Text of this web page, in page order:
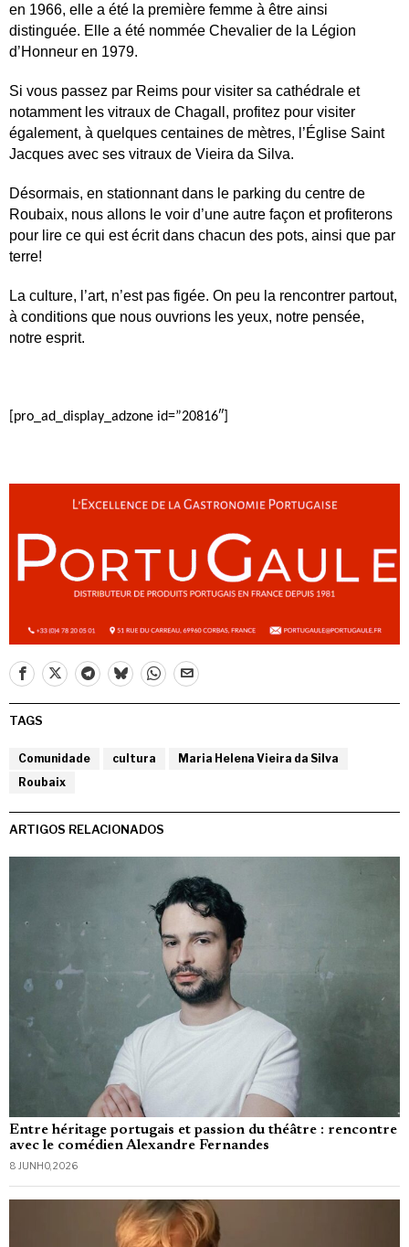
en 1966, elle a été la première femme à être ainsi
distinguée. Elle a été nommée Chevalier de la Légion
d’Honneur en 1979.
Si vous passez par Reims pour visiter sa cathédrale et
notamment les vitraux de Chagall, profitez pour visiter
également, à quelques centaines de mètres, l’Église Saint
Jacques avec ses vitraux de Vieira da Silva.
Désormais, en stationnant dans le parking du centre de
Roubaix, nous allons le voir d’une autre façon et profiterons
pour lire ce qui est écrit dans chacun des pots, ainsi que par
terre!
La culture, l’art, n’est pas figée. On peu la rencontrer partout,
à conditions que nous ouvrions les yeux, notre pensée,
notre esprit.
[pro_ad_display_adzone id=”20816″]
TAGS
Comunidade cultura
Maria Helena Vieira da Silva
Roubaix
ARTIGOS RELACIONADOS
Entre héritage portugais et passion du théâtre : rencontre
avec le comédien Alexandre Fernandes
8 JUNHO, 2026